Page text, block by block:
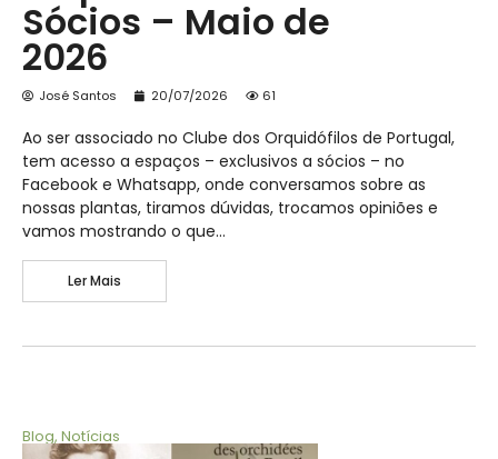
Sócios – Maio de
2026
José Santos 20/07/2026 61
Ao ser associado no Clube dos Orquidófilos de Portugal,
tem acesso a espaços – exclusivos a sócios – no
Facebook e Whatsapp, onde conversamos sobre as
nossas plantas, tiramos dúvidas, trocamos opiniões e
vamos mostrando o que…
Ler Mais
Blog, Notícias